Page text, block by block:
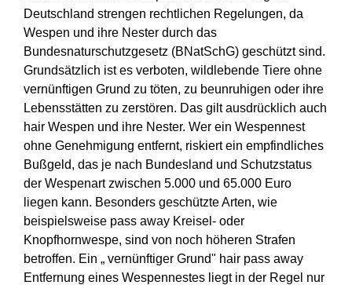
Deutschland strengen rechtlichen Regelungen, da
Wespen und ihre Nester durch das
Bundesnaturschutzgesetz (BNatSchG) geschützt sind.
Grundsätzlich ist es verboten, wildlebende Tiere ohne
vernünftigen Grund zu töten, zu beunruhigen oder ihre
Lebensstätten zu zerstören. Das gilt ausdrücklich auch
hair Wespen und ihre Nester. Wer ein Wespennest
ohne Genehmigung entfernt, riskiert ein empfindliches
Bußgeld, das je nach Bundesland und Schutzstatus
der Wespenart zwischen 5.000 und 65.000 Euro
liegen kann. Besonders geschützte Arten, wie
beispielsweise pass away Kreisel- oder
Knopfhornwespe, sind von noch höheren Strafen
betroffen. Ein „ vernünftiger Grund" hair pass away
Entfernung eines Wespennestes liegt in der Regel nur